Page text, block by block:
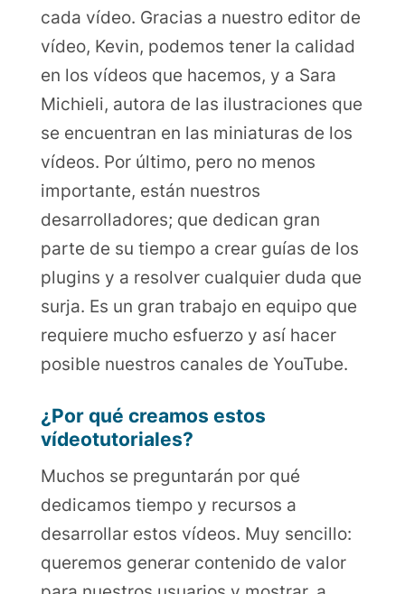
cada vídeo. Gracias a nuestro editor de
vídeo, Kevin, podemos tener la calidad
en los vídeos que hacemos, y a Sara
Michieli, autora de las ilustraciones que
se encuentran en las miniaturas de los
vídeos. Por último, pero no menos
importante, están nuestros
desarrolladores; que dedican gran
parte de su tiempo a crear guías de los
plugins y a resolver cualquier duda que
surja. Es un gran trabajo en equipo que
requiere mucho esfuerzo y así hacer
posible nuestros canales de YouTube.
¿Por qué creamos estos
vídeotutoriales?
Muchos se preguntarán por qué
dedicamos tiempo y recursos a
desarrollar estos vídeos. Muy sencillo:
queremos generar contenido de valor